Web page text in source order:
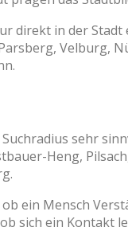
direkt in der
Velburg,
sehr
Heng,
ein Mensch
sich ein Kontakt